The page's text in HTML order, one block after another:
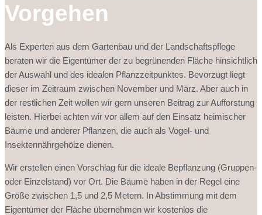
Vorgehen
Als Experten aus dem Gartenbau und der Landschaftspflege
beraten wir die Eigentümer der zu begrünenden Fläche hinsichtlich
der Auswahl und des idealen Pflanzzeitpunktes. Bevorzugt liegt
dieser im Zeitraum zwischen November und März. Aber auch in
der restlichen Zeit wollen wir gern unseren Beitrag zur Aufforstung
leisten. Hierbei achten wir vor allem auf den Einsatz heimischer
Bäume und anderer Pflanzen, die auch als Vogel- und
Insektennährgehölze dienen.
Wir erstellen einen Vorschlag für die ideale Bepflanzung (Gruppen-
oder Einzelstand) vor Ort. Die Bäume haben in der Regel eine
Größe zwischen 1,5 und 2,5 Metern. In Abstimmung mit dem
Eigentümer der Fläche übernehmen wir kostenlos die